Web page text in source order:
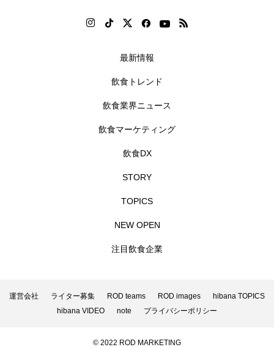
最新情報
飲食トレンド
飲食業界ニュース
飲食マーケティング
飲食DX
STORY
TOPICS
NEW OPEN
注目飲食企業
運営会社 ライター募集 ROD teams ROD images
hibana TOPICS
hibana VIDEO
note プライバシーポリシー
© 2022 ROD MARKETING